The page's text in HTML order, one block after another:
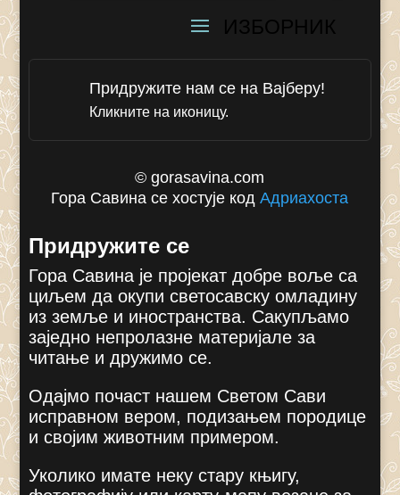
Придружите нам се на Вајберу!
Кликните на иконицу.
© gorasavina.com
Гора Савина се хостује кодАдриахоста
Придружите се
Гора Савина је пројекат добре воље са
циљем да окупи светосавску омладину
из земље и иностранства. Сакупљамо
заједно непролазне материјале за
читање и дружимо се.
Одајмо почаст нашем Светом Сави
исправном вером, подизањем породице
и својим животним примером.
Уколико имате неку стару књигу,